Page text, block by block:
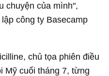
chuyện của mình",
công ty Basecamp
chủ tọa phiên điều
Mỹ cuối tháng 7, từng